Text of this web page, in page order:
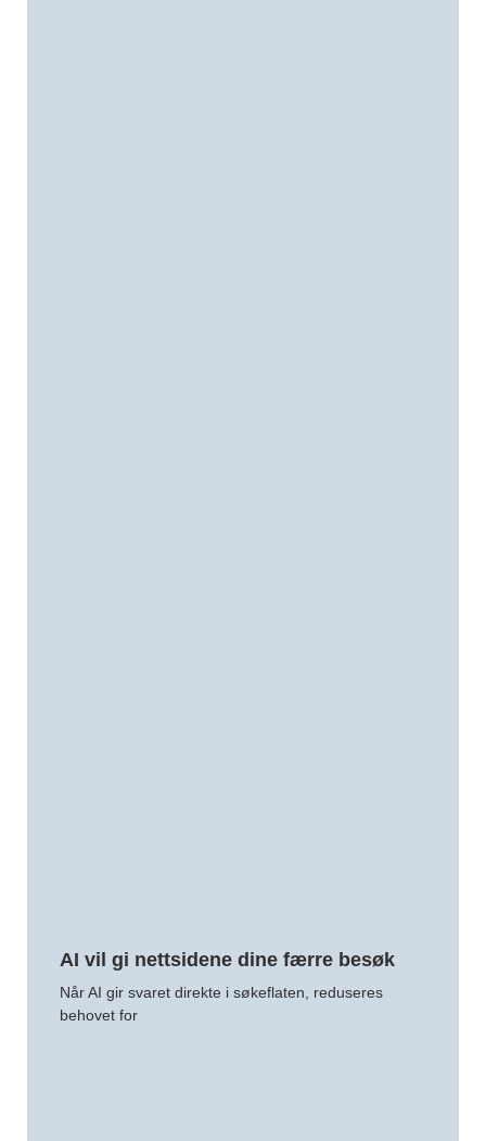
AI vil gi nettsidene dine færre besøk
Når AI gir svaret direkte i søkeflaten, reduseres
behovet for